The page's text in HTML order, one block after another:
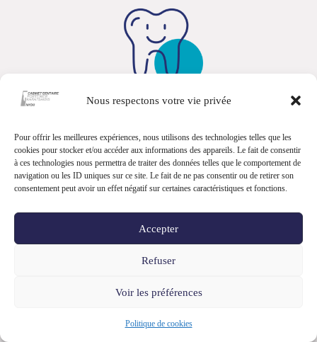
Nous respectons votre vie privée
Pour offrir les meilleures expériences, nous utilisons des technologies telles que les
cookies pour stocker et/ou accéder aux informations des appareils. Le fait de consentir
à ces technologies nous permettra de traiter des données telles que le comportement de
navigation ou les ID uniques sur ce site. Le fait de ne pas consentir ou de retirer son
consentement peut avoir un effet négatif sur certaines caractéristiques et fonctions.
Accepter
Refuser
Voir les préférences
Politique de cookies
Impressum/Privacy Policy
Website created byAddGentia
Our expertise
General dentistry
Oral surgery, oral medicine and implantology
Root canal treatments